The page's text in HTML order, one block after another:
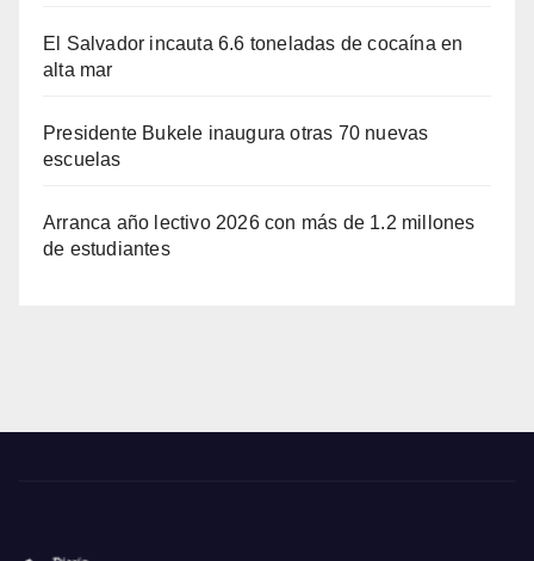
El Salvador incauta 6.6 toneladas de cocaína en
alta mar
Presidente Bukele inaugura otras 70 nuevas
escuelas
Arranca año lectivo 2026 con más de 1.2 millones
de estudiantes